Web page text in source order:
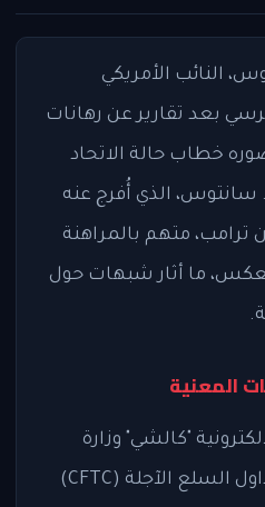
النائب الأمريكي
بعد تقارير عن رهانات
خطاب حالة الاتحاد
سانتوس، الذي أُفرج عنه
ترامب، متهم بالمراهنة
ما أثار شبهات حول
المعنية
"كالشي" وزارة
العدل الأمريكية ولجنة تداول السلع الآجلة (CFTC)